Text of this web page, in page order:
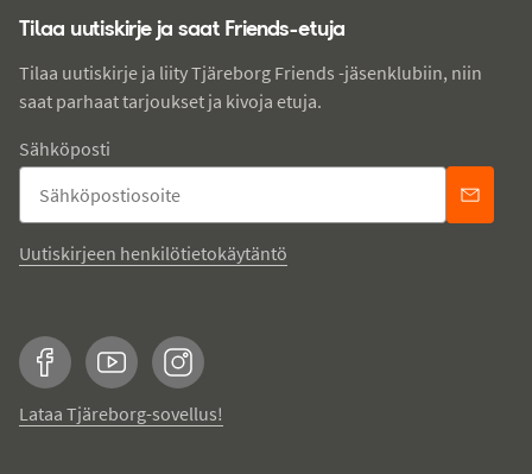
Tilaa uutiskirje ja saat Friends-etuja
Tilaa uutiskirje ja liity Tjäreborg Friends -jäsenklubiin, niin
saat parhaat tarjoukset ja kivoja etuja.
Sähköposti
Uutiskirjeen henkilötietokäytäntö
FacebookYouTubeInstagram
Lataa Tjäreborg-sovellus!